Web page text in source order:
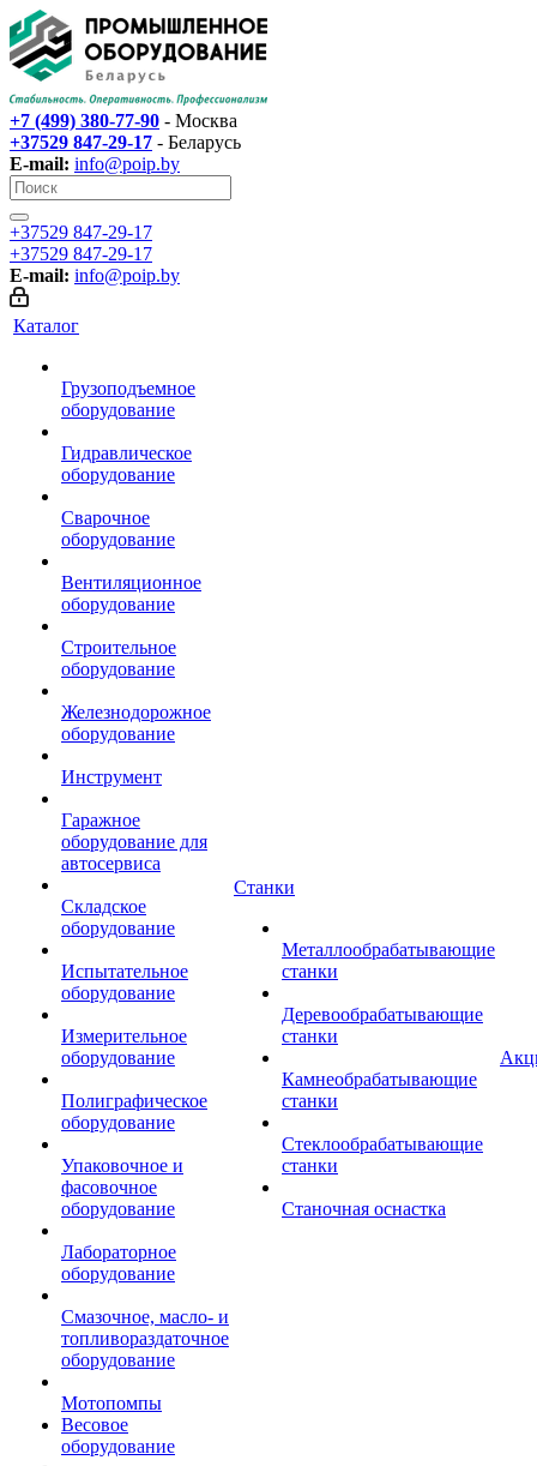
+7 (499) 380-77-90 - Москва
+37529 847-29-17‬ - Беларусь
E-mail: info@poip.by
+37529 847-29-17‬
+37529 847-29-17‬
E-mail: info@poip.by
Каталог
Грузоподъемное
оборудование
Гидравлическое
оборудование
Сварочное
оборудование
Вентиляционное
оборудование
Строительное
оборудование
Железнодорожное
оборудование
Инструмент
Гаражное
оборудование для
автосервиса
Складское
оборудование
Испытательное
оборудование
Измерительное
оборудование
Полиграфическое
оборудование
Упаковочное и
фасовочное
оборудование
Лабораторное
оборудование
Смазочное, масло- и
топливораздаточное
оборудование
Мотопомпы
Весовое
оборудование
Станки
Металлообрабатывающие
станки
Деревообрабатывающие
станки
Камнеобрабатывающие
станки
Стеклообрабатывающие
станки
Станочная оснастка